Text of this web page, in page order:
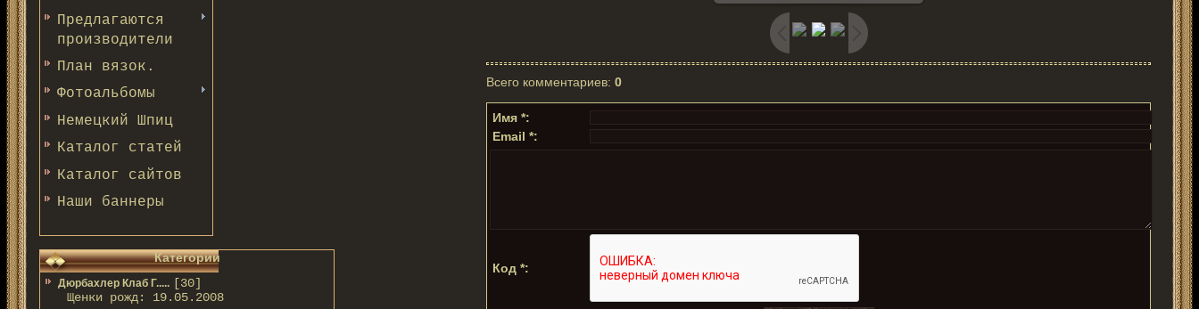
Предлагаются
производители
План вязок.
Фотоальбомы
Немецкий Шпиц
Каталог статей
Каталог сайтов
Наши баннеры
Категории
Дюрбахлер Клаб Г..... [30]
Щенки рожд: 19.05.2008
Всего комментариев: 0
Имя *:
Email *:
Код *: